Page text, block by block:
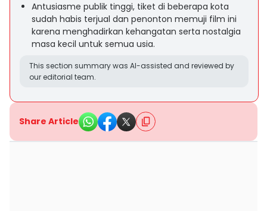
Antusiasme publik tinggi, tiket di beberapa kota
sudah habis terjual dan penonton memuji film ini
karena menghadirkan kehangatan serta nostalgia
masa kecil untuk semua usia.
This section summary was AI-assisted and reviewed by
our editorial team.
Share Article